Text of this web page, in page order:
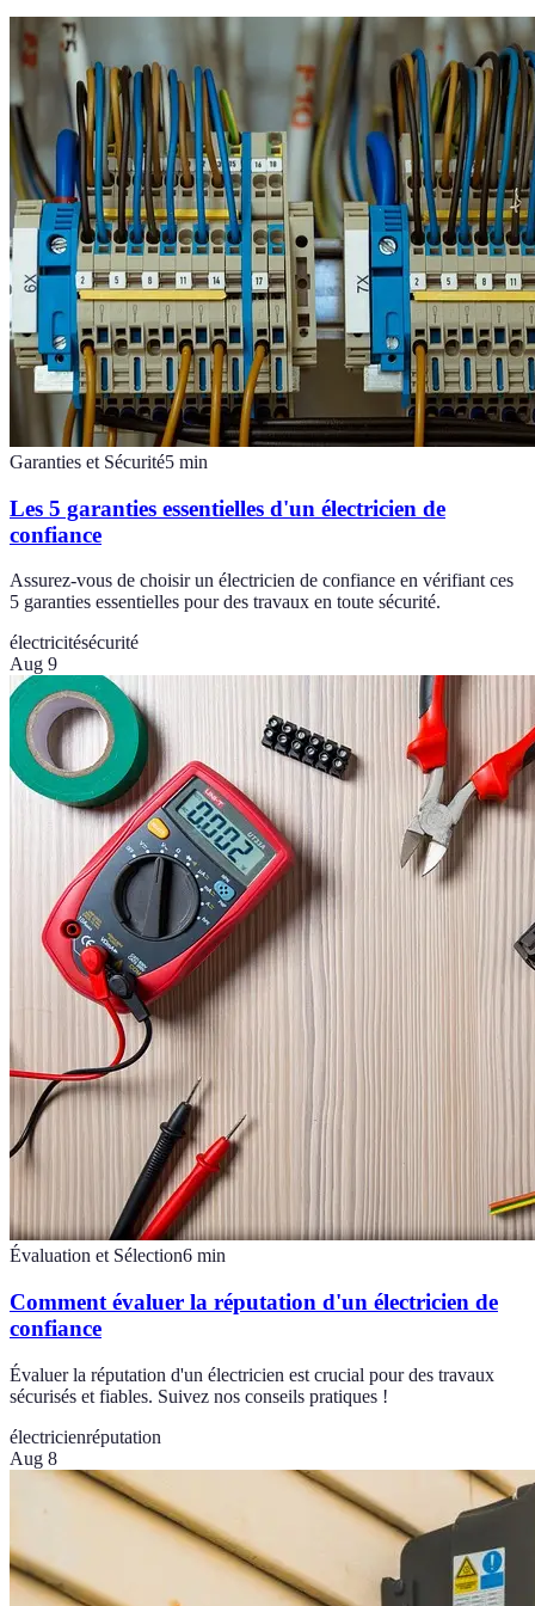
Garanties et Sécurité5 min
Les 5 garanties essentielles d'un électricien de
confiance
Assurez-vous de choisir un électricien de confiance en vérifiant ces
5 garanties essentielles pour des travaux en toute sécurité.
électricitésécurité
Aug 9
Évaluation et Sélection6 min
Comment évaluer la réputation d'un électricien de
confiance
Évaluer la réputation d'un électricien est crucial pour des travaux
sécurisés et fiables. Suivez nos conseils pratiques !
électricienréputation
Aug 8